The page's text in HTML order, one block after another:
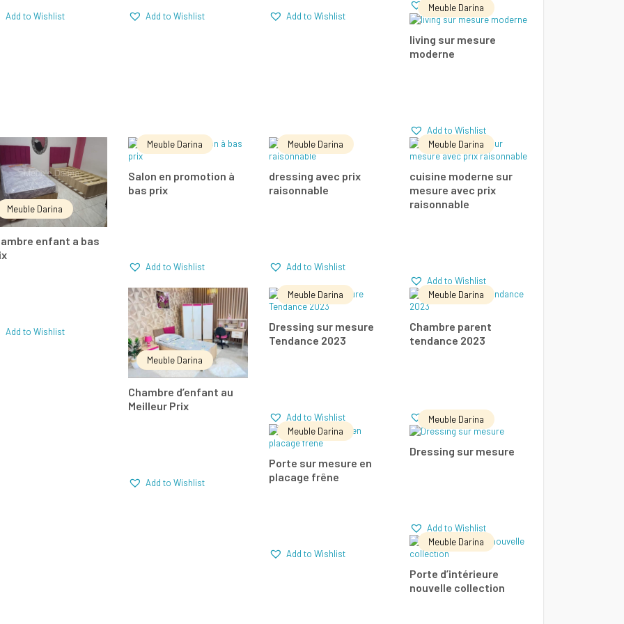
Add to Wishlist Add to Wishlist Add to Wishlist
Add to Wishlist
Meuble Darina
living sur mesure
moderne
Add to Wishlist
Meuble Darina
enfant a bas
LIRE LA SUITE
Add to Wishlist
Comparer
Add to Wishlist
Meuble Darina
Salon en promotion à
bas prix
LIRE LA SUITE
Add to Wishlist
Meuble Darina
dressing avec prix
raisonnable
LIRE LA SUITE
Add to Wishlist
Add to Wishlist
Meuble Darina
cuisine moderne sur
mesure avec prix
raisonnable
LIRE LA SUITE
Add to Wishlist
Add to Wishlist
Meuble Darina
Chambre d’enfant au
Meilleur Prix
LIRE LA SUITE
Add to Wishlist
Comparer
Add to Wishlist
Meuble Darina
Dressing sur mesure
Tendance 2023
LIRE LA SUITE
Add to Wishlist
Add to Wishlist
Meuble Darina
Chambre parent
tendance 2023
LIRE LA SUITE
Add to Wishlist
Add to Wishlist
Meuble Darina
Porte sur mesure en
placage frêne
LIRE LA SUITE
Add to Wishlist
Add to Wishlist
Meuble Darina
Dressing sur mesure
Add to Wishlist
Meuble Darina
Porte d’intérieure
nouvelle collection
LIRE LA SUITE
Add to Wishlist